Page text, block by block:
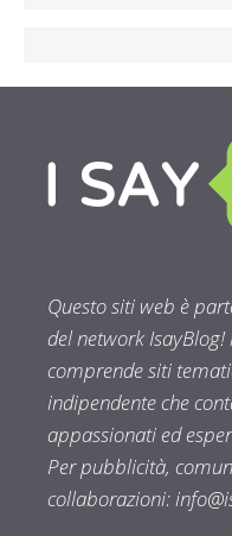
Questo siti web è
del network
comprende siti
indipendente che
appassionati ed
Per pubblicità,
collaborazioni: